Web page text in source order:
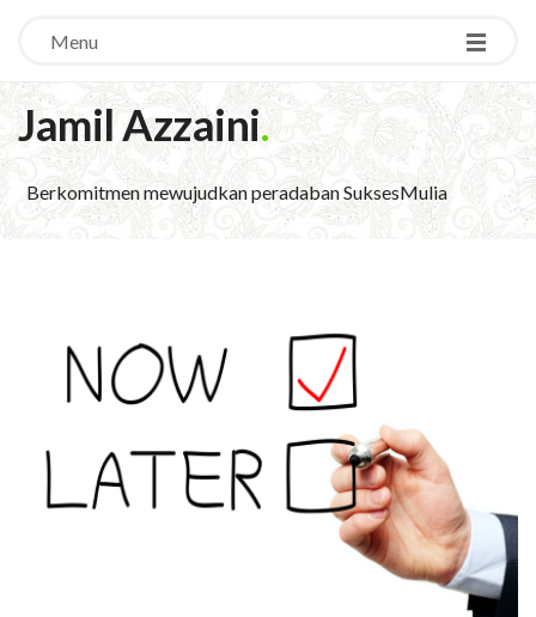
Menu
Jamil Azzaini.
Berkomitmen mewujudkan peradaban SuksesMulia